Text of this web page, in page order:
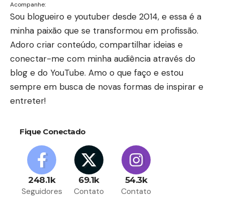
Acompanhe:
Sou blogueiro e youtuber desde 2014, e essa é a
minha paixão que se transformou em profissão.
Adoro criar conteúdo, compartilhar ideias e
conectar-me com minha audiência através do
blog e do YouTube. Amo o que faço e estou
sempre em busca de novas formas de inspirar e
entreter!
Fique Conectado
248.1k
Seguidores
69.1k
Contato
54.3k
Contato